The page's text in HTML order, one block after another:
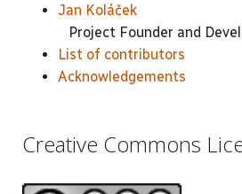
Jan Koláček
Project Founder and
List of contributors
Acknowledgements
Creative Commons